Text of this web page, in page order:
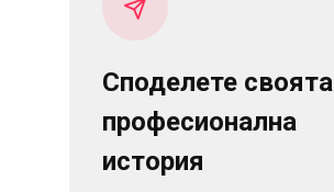
Споделете своята
професионална
история